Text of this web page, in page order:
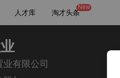
人才库 淘才头条
New
有限公司